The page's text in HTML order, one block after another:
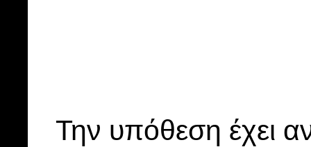
Την υπόθεση έχει